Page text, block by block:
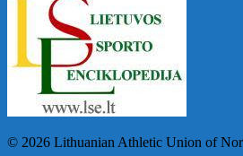
© 2026 Lithuanian Athletic Union of